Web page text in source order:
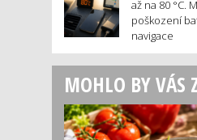
až na 80 °C.
poškození
navigace
MOHLO BY VÁS